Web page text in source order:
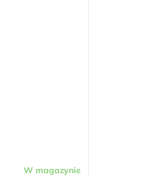
W magazynie